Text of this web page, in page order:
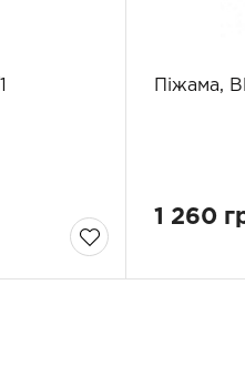
Піжама,
1 260